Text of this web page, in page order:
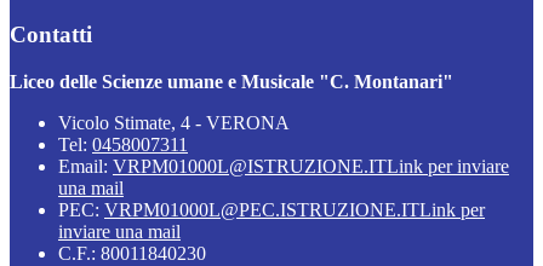
Contatti
Liceo delle Scienze umane e Musicale "C. Montanari"
Vicolo Stimate, 4 - VERONA
Tel: 0458007311
Email: VRPM01000L@ISTRUZIONE.ITLink per inviare
una mail
PEC: VRPM01000L@PEC.ISTRUZIONE.ITLink per
inviare una mail
C.F.: 80011840230